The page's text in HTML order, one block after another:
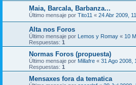
Maia, Barcala, Barbanza...
Último mensaje por Tito11 « 24 Abr 2009,
Alta nos Foros
Último mensaje por Lemos y Romay « 10
Respuestas: 1
Normas Foros (propuesta)
Último mensaje por Millafre « 31 Ago 2008,
Respuestas: 1
Mensaxes fora da tematica